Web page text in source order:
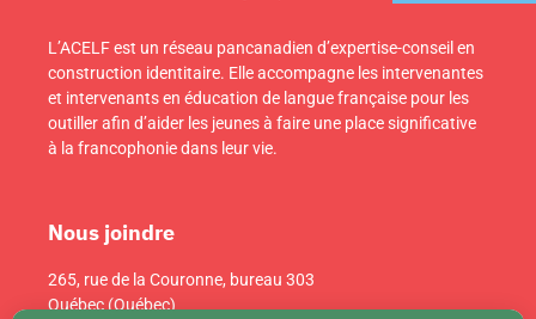
L’ACELF est un réseau pancanadien d’expertise-conseil en
construction identitaire. Elle accompagne les intervenantes
et intervenants en éducation de langue française pour les
outiller afin d’aider les jeunes à faire une place significative
à la francophonie dans leur vie.
Nous joindre
265, rue de la Couronne, bureau 303
Québec (Québec)